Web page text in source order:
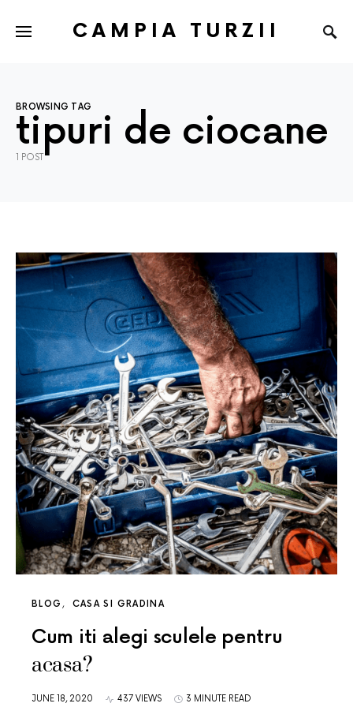
CAMPIA TURZII
BROWSING TAG
tipuri de ciocane
1 POST
BLOG CASA SI GRADINA
Cum iti alegi sculele pentru
acasa?
JUNE 18, 2020 437 VIEWS 3 MINUTE READ